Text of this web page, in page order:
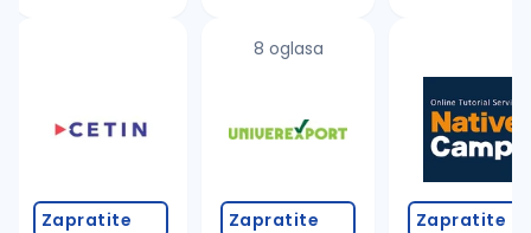
Zapratite
8 oglasa
Zapratite Zapratite